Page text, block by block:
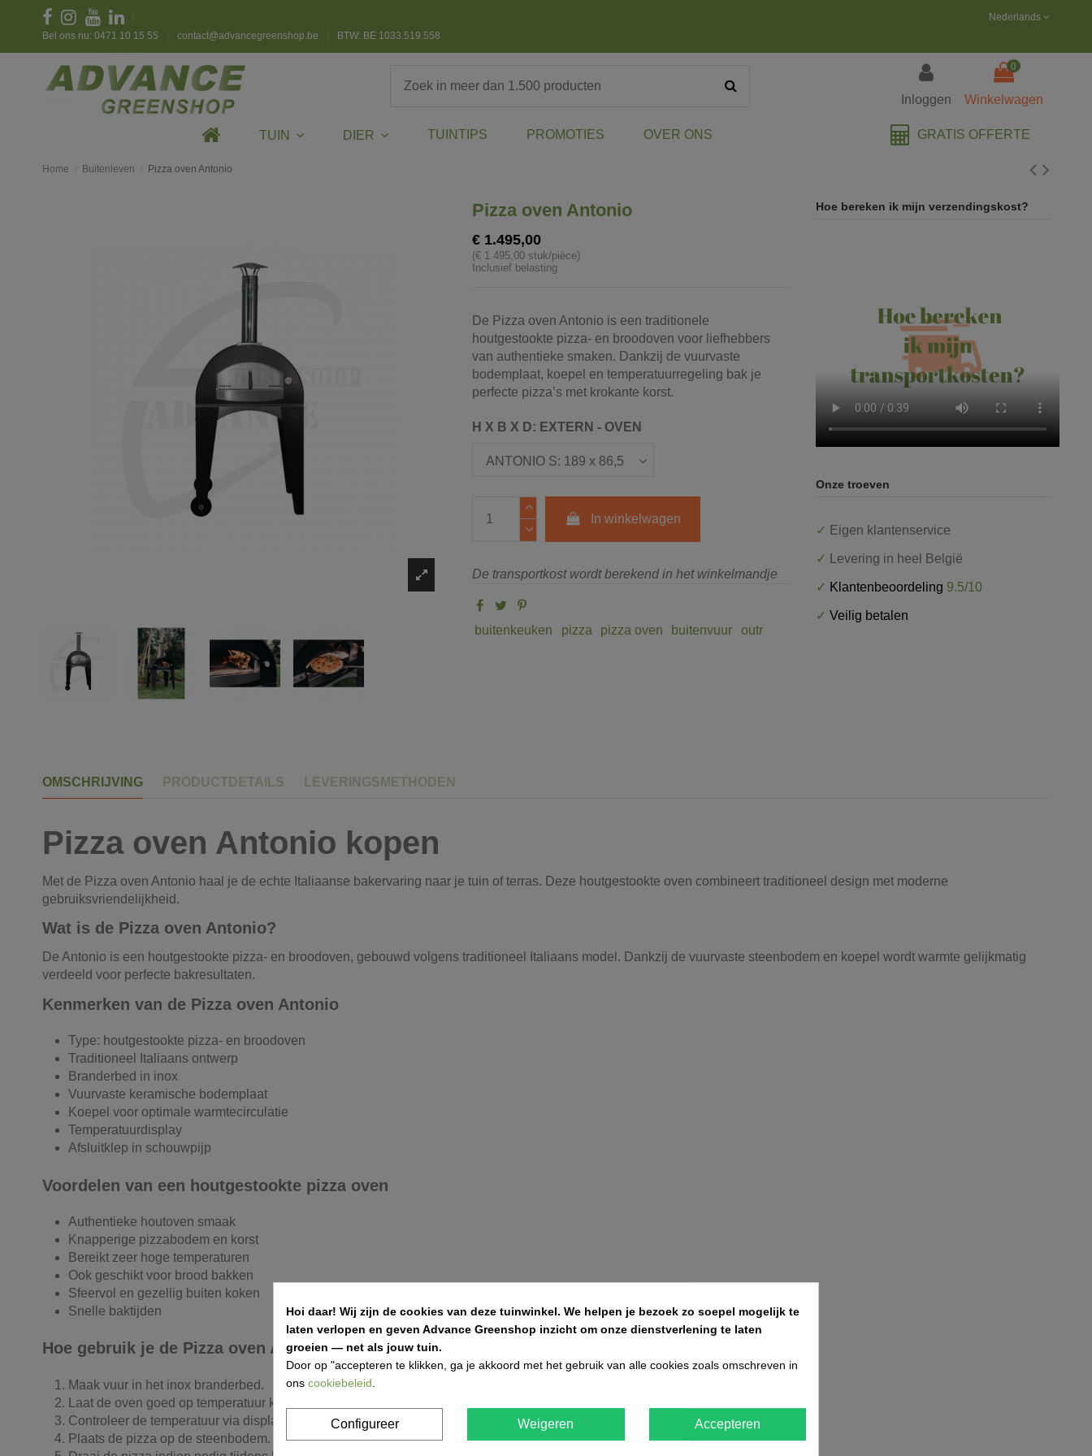
Bel ons nu: 0471 10 15 55 contact@advancegreenshop.be BTW: BE 1033.519.558
Nederlands
Inloggen
0
Winkelwagen
TUIN DIER TUINTIPS PROMOTIES OVER ONS GRATIS OFFERTE
Home Buitenleven Pizza oven Antonio
Pizza oven Antonio
€ 1.495,00
(€ 1.495,00 stuk/pièce)
Inclusief belasting
De Pizza oven Antonio is een traditionele
houtgestookte pizza- en broodoven voor liefhebbers
van authentieke smaken. Dankzij de vuurvaste
bodemplaat, koepel en temperatuurregeling bak je
perfecte pizza’s met krokante korst.
H X B X D: EXTERN - OVEN
In winkelwagen
De transportkost wordt berekend in het winkelmandje
buitenkeuken pizza pizza oven buitenvuur outr
Hoe bereken ik mijn verzendingskost?
Onze troeven
✓ Eigen klantenservice
✓ Levering in heel België
✓ Klantenbeoordeling 9.5/10
✓Veilig betalen
OMSCHRIJVING PRODUCTDETAILS LEVERINGSMETHODEN
Pizza oven Antonio kopen
Met de Pizza oven Antonio haal je de echte Italiaanse bakervaring naar je tuin of terras. Deze houtgestookte oven combineert traditioneel design met moderne
gebruiksvriendelijkheid.
Wat is de Pizza oven Antonio?
De Antonio is een houtgestookte pizza- en broodoven, gebouwd volgens traditioneel Italiaans model. Dankzij de vuurvaste steenbodem en koepel wordt warmte gelijkmatig
verdeeld voor perfecte bakresultaten.
Kenmerken van de Pizza oven Antonio
Type: houtgestookte pizza- en broodoven
Traditioneel Italiaans ontwerp
Branderbed in inox
Vuurvaste keramische bodemplaat
Koepel voor optimale warmtecirculatie
Temperatuurdisplay
Afsluitklep in schouwpijp
Voordelen van een houtgestookte pizza oven
Authentieke houtoven smaak
Knapperige pizzabodem en korst
Bereikt zeer hoge temperaturen
Ook geschikt voor brood bakken
Sfeervol en gezellig buiten koken
Snelle baktijden
Hoe gebruik je de Pizza oven Antonio?
Maak vuur in het inox branderbed.
Laat de oven goed op temperatuur komen.
Controleer de temperatuur via display.
Plaats de pizza op de steenbodem.
Hoi daar! Wij zijn de cookies van deze tuinwinkel. We helpen je bezoek zo soepel mogelijk te
laten verlopen en geven Advance Greenshop inzicht om onze dienstverlening te laten
groeien — net als jouw tuin.
Door op "accepteren te klikken, ga je akkoord met het gebruik van alle cookies zoals omschreven in
ons cookiebeleid
Configureer Weigeren Accepteren